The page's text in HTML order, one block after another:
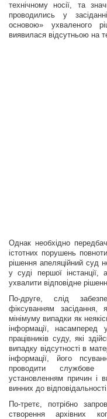
технічному носії, та
проводились у
основою» ухваленого
виявилася відсутньою на
Однак необхідно
істотних порушень
рішення апеляційний суд
у суді першої інстанції,
ухвалити відповідне
По-друге, слід
фіксуванням
мінімуму випадки як
інформації, насамперед
працівників суду, які
випадку відсутності в
інформації, його
проводити службове
установленням причин і
винних до
По-третє, потрібно
створення архівних